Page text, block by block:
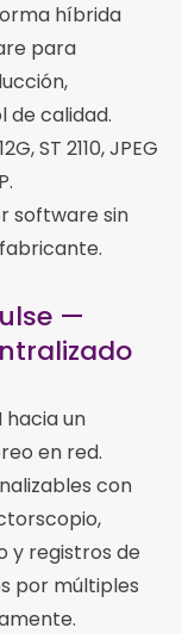
híbrida
para
de calidad.
ST 2110, JPEG
software sin
—
hacia un
en red.
con
y registros de
por múltiples